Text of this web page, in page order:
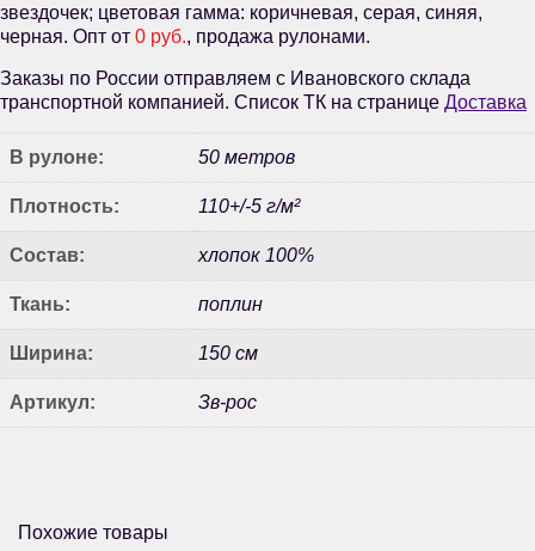
звездочек; цветовая гамма: коричневая, серая, синяя,
черная. Опт от 0 руб., продажа рулонами.
Заказы по России отправляем с Ивановского склада
транспортной компанией. Список ТК на странице Доставка
В рулоне: 50 метров
Плотность: 110+/-5 г/м²
Состав: хлопок 100%
Ткань: поплин
Ширина: 150 см
Артикул: Зв-рос
Похожие товары